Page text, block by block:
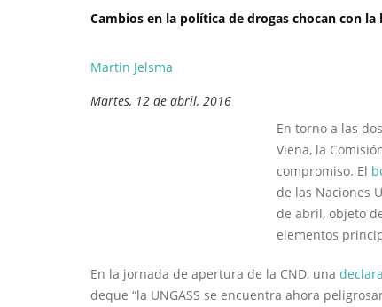
Cambios en la política de drogas chocan con la
Martin Jelsma
Martes, 12 de abril, 2016
En torno a las
Viena, la
compromiso. El
de las Naciones
de abril, objeto
elementos
En la jornada de apertura de la CND, una
deque “la UNGASS se encuentra ahora